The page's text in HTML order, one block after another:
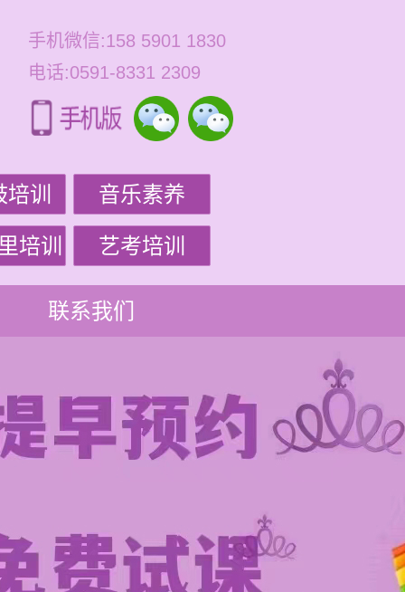
手机微信:158 5901 1830
电话:0591-8331 2309
训 音乐素养
培训 艺考培训
联系我们